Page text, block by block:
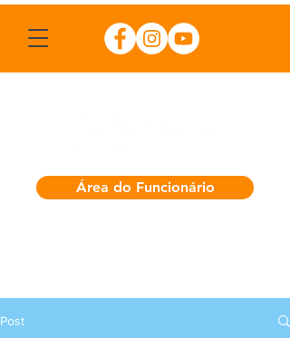
Área do Funcionário
Post